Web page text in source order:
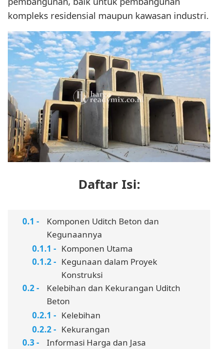
kompleks residensial maupun kawasan industri.
Daftar Isi:
Komponen Uditch Beton dan
Kegunaannya
Komponen Utama
Kegunaan dalam Proyek
Konstruksi
Kelebihan dan Kekurangan Uditch
Beton
Kelebihan
Kekurangan
Informasi Harga dan Jasa